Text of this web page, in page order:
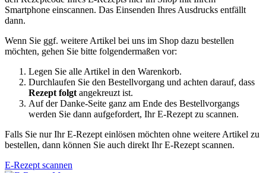
Smartphone einscannen. Das Einsenden Ihres Ausdrucks entfällt
dann.
Wenn Sie ggf. weitere Artikel bei uns im Shop dazu bestellen
möchten, gehen Sie bitte folgendermaßen vor:
Legen Sie alle Artikel in den Warenkorb.
Durchlaufen Sie den Bestellvorgang und achten darauf, dass
Rezept folgt angekreuzt ist.
Auf der Danke-Seite ganz am Ende des Bestellvorgangs
werden Sie dann aufgefordert, Ihr E-Rezept zu scannen.
Falls Sie nur Ihr E-Rezept einlösen möchten ohne weitere Artikel zu
bestellen, dann können Sie auch direkt Ihr E-Rezept scannen.
E-Rezept scannen